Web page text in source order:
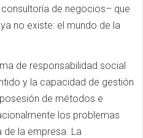
de negocios– que
no existe: el mundo de la
de responsabilidad social
y la capacidad de gestión
de métodos e
los problemas
de la empresa. La